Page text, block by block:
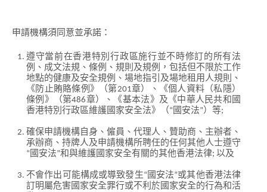
申請機構須同意並承諾：
遵守當前在香港特別行政區施行並不時修訂的所有法
例、成文法規、條例、規則及規例，包括但不限於工作
地點的健康及安全規例、場地指引及場地租用人規則、
《防止賄賂條例》（第201章）、《個人資料（私隱）
條例》（第486章）、《基本法》及《中華人民共和國
香港特別行政區維護國家安全法》（“國安法”）等;
確保申請機構自身、僱員、代理人、贊助商、主辦者、
承辦商、持牌人及申請機構所聘任的任何其他人士遵守
“國安法”和與維護國家安全有關的其他香港法律; 以及
不會作出可能構成或導致發生“國安法”或其他香港法律
訂明屬危害國家安全罪行或不利於國家安全的行為和活